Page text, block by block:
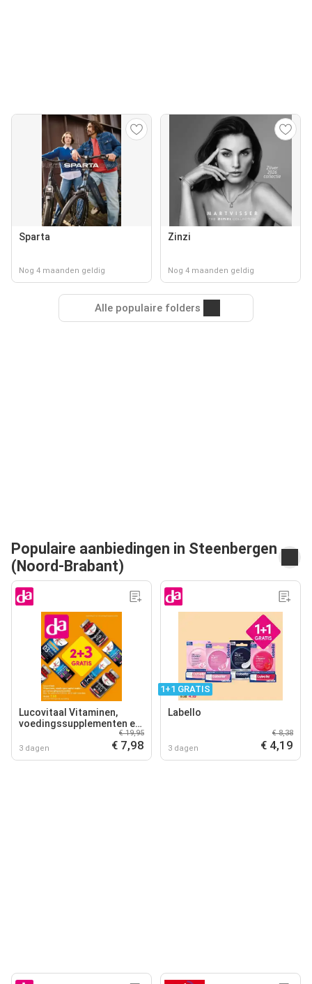
Sparta
Nog 4 maanden geldig
Zinzi
Nog 4 maanden geldig
Alle populaire folders
Populaire aanbiedingen in Steenbergen
(Noord-Brabant)
Lucovitaal Vitaminen,
voedingssupplementen en
verzorgingsproducten
3 dagen
€ 19,95
€ 7,98
1+1 GRATIS
Labello
3 dagen
€ 8,38
€ 4,19